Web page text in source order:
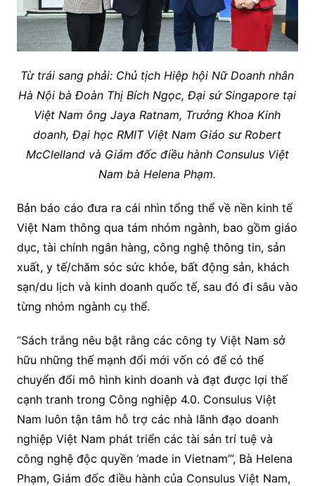
Từ trái sang phải: Chủ tịch Hiệp hội Nữ Doanh nhân
Hà Nội bà Đoàn Thị Bích Ngọc, Đại sứ Singapore tại
Việt Nam ông Jaya Ratnam, Trưởng Khoa Kinh
doanh, Đại học RMIT Việt Nam Giáo sư Robert
McClelland và Giám đốc điều hành Consulus Việt
Nam bà Helena Phạm.
Bản báo cáo đưa ra cái nhìn tổng thể về nền kinh tế
Việt Nam thông qua tám nhóm ngành, bao gồm giáo
dục, tài chính ngân hàng, công nghệ thông tin, sản
xuất, y tế/chăm sóc sức khỏe, bất động sản, khách
sạn/du lịch và kinh doanh quốc tế, sau đó đi sâu vào
từng nhóm ngành cụ thể.
“Sách trắng nêu bật rằng các công ty Việt Nam sở
hữu những thế mạnh đổi mới vốn có để có thể
chuyển đổi mô hình kinh doanh và đạt được lợi thế
cạnh tranh trong Công nghiệp 4.0. Consulus Việt
Nam luôn tận tâm hỗ trợ các nhà lãnh đạo doanh
nghiệp Việt Nam phát triển các tài sản trí tuệ và
công nghệ độc quyền ‘made in Vietnam’”, Bà Helena
Phạm, Giám đốc điều hành của Consulus Việt Nam,